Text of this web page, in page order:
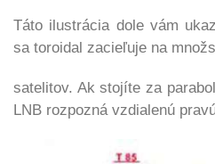
Táto ilustrácia dole vám
sa toroidal zacieľuje na
satelitov. Ak stojíte za
LNB rozpozná vzdialenú